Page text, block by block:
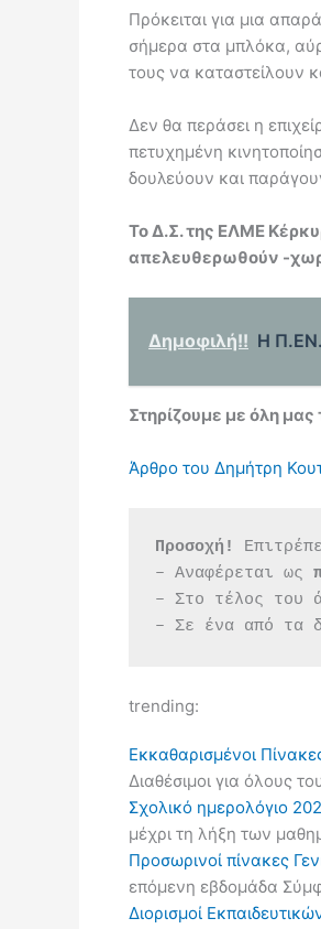
Πρόκειται για μια
σήμερα στα μπλόκα,
τους να καταστείλουν
Δεν θα περάσει η
πετυχημένη
δουλεύουν και
Το Δ.Σ. της ΕΛΜΕ
απελευθερωθούν -
Δημοφιλή!! Η
Στηρίζουμε με όλη
Άρθρο του Δημήτρη
Προσοχή!
– Αναφέρεται ως
– Στο τέλος του
– Σε ένα από τα
trending:
Εκκαθαρισμένοι
Διαθέσιμοι για όλους
Σχολικό ημερολόγιο
μέχρι τη λήξη των
Προσωρινοί πίνακες
επόμενη εβδομάδα
Διορισμοί